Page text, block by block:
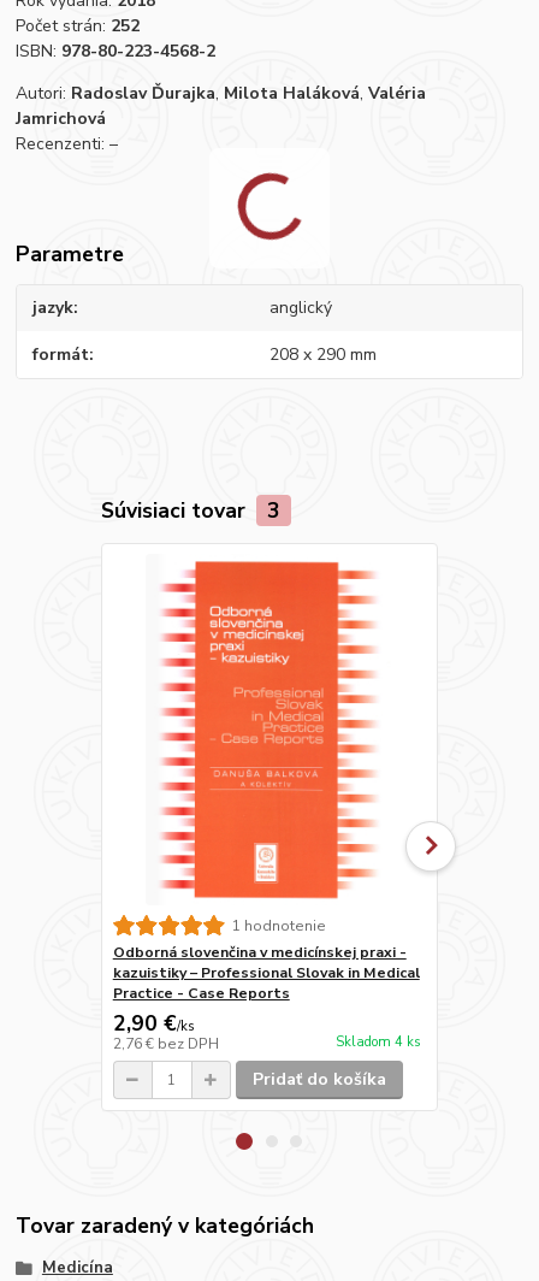
Počet strán: 252
ISBN: 978-80-223-4568-2
Autori: Radoslav Ďurajka, Milota Haláková, Valéria
Jamrichová
Recenzenti: –
Parametre
jazyk anglický
formát 208 x 290 mm
Súvisiaci tovar 3
1 hodnotenie
Odborná slovenčina v medicínskej praxi -
kazuistiky – Professional Slovak in Medical
Practice - Case Reports
2,90 €/ks
2,76 € bez DPH Skladom 4 ks
Pridať do košíka
Tovar zaradený v kategóriách
Medicína